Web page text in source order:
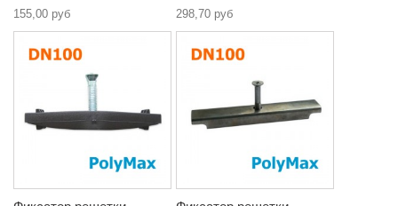
155,00 руб 298,70 руб